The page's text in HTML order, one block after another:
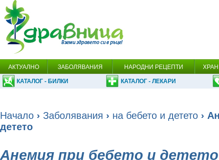
АКТУАЛНО ЗАБОЛЯВАНИЯ НАРОДНИ РЕЦЕПТИ
КАТАЛОГ - БИЛКИ КАТАЛОГ - ЛЕКАРИ
Начало › Заболявания › на бебето и детето ›
детето
Анемия при бебето и детето